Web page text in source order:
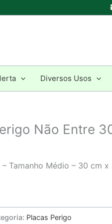
Diversos Usos
Não Entre
Tamanho Médio – 30 cm x
Placas Perigo